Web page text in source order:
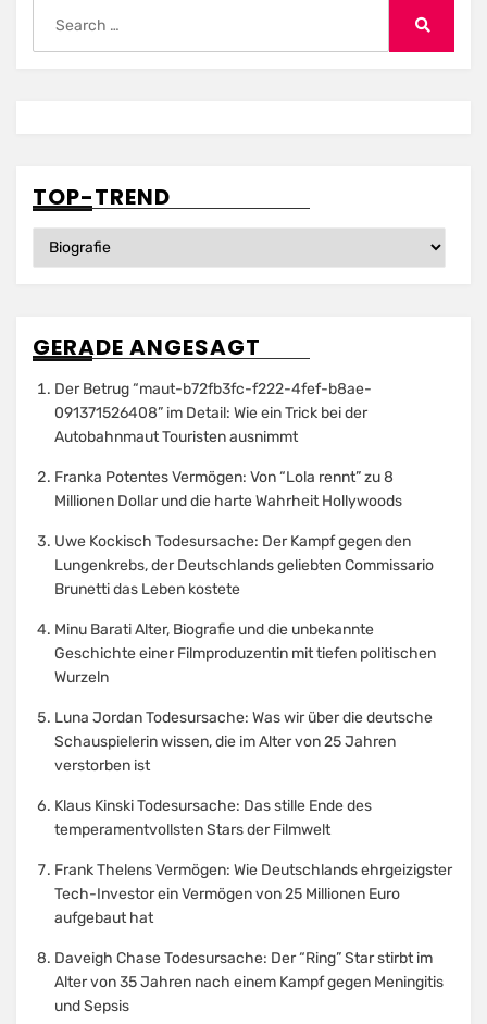
TOP-TREND
Top-
GERADE ANGESAGT
Der Betrug “maut-b72fb3fc-f222-4fef-b8ae-
091371526408” im Detail: Wie ein Trick bei der
Autobahnmaut Touristen ausnimmt
Franka Potentes Vermögen: Von “Lola rennt” zu 8
Millionen Dollar und die harte Wahrheit Hollywoods
Uwe Kockisch Todesursache: Der Kampf gegen den
Lungenkrebs, der Deutschlands geliebten Commissario
Brunetti das Leben kostete
Minu Barati Alter, Biografie und die unbekannte
Geschichte einer Filmproduzentin mit tiefen politischen
Wurzeln
Luna Jordan Todesursache: Was wir über die deutsche
Schauspielerin wissen, die im Alter von 25 Jahren
verstorben ist
Klaus Kinski Todesursache: Das stille Ende des
temperamentvollsten Stars der Filmwelt
Frank Thelens Vermögen: Wie Deutschlands ehrgeizigster
Tech-Investor ein Vermögen von 25 Millionen Euro
aufgebaut hat
Daveigh Chase Todesursache: Der “Ring” Star stirbt im
Alter von 35 Jahren nach einem Kampf gegen Meningitis
und Sepsis